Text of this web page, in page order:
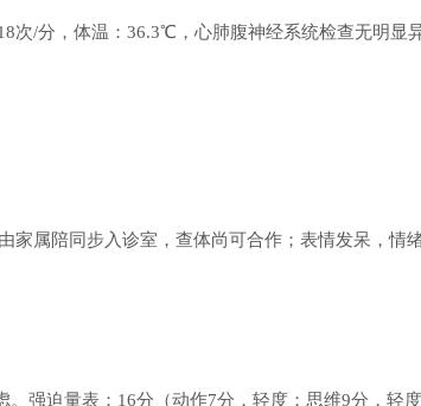
次/分，体温：36.3℃，心肺腹神经系统检查无明显异
家属陪同步入诊室，查体尚可合作；表情发呆，情
。强迫量表：16分（动作7分，轻度；思维9分，轻